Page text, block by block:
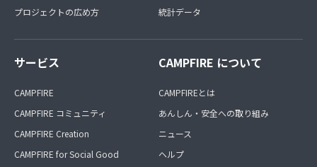
プロジェクトの広め方
統計データ
サービス
CAMPFIRE
CAMPFIRE コミュニティ
CAMPFIRE Creation
CAMPFIRE for Social Good
CAMPFIRE について
CAMPFIREとは
あんしん・安全への取り組み
ニュース
ヘルプ